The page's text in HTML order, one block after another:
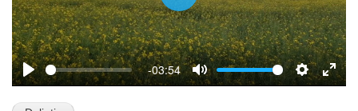
P
l
-03:54
M
S
E
P
l
a
y